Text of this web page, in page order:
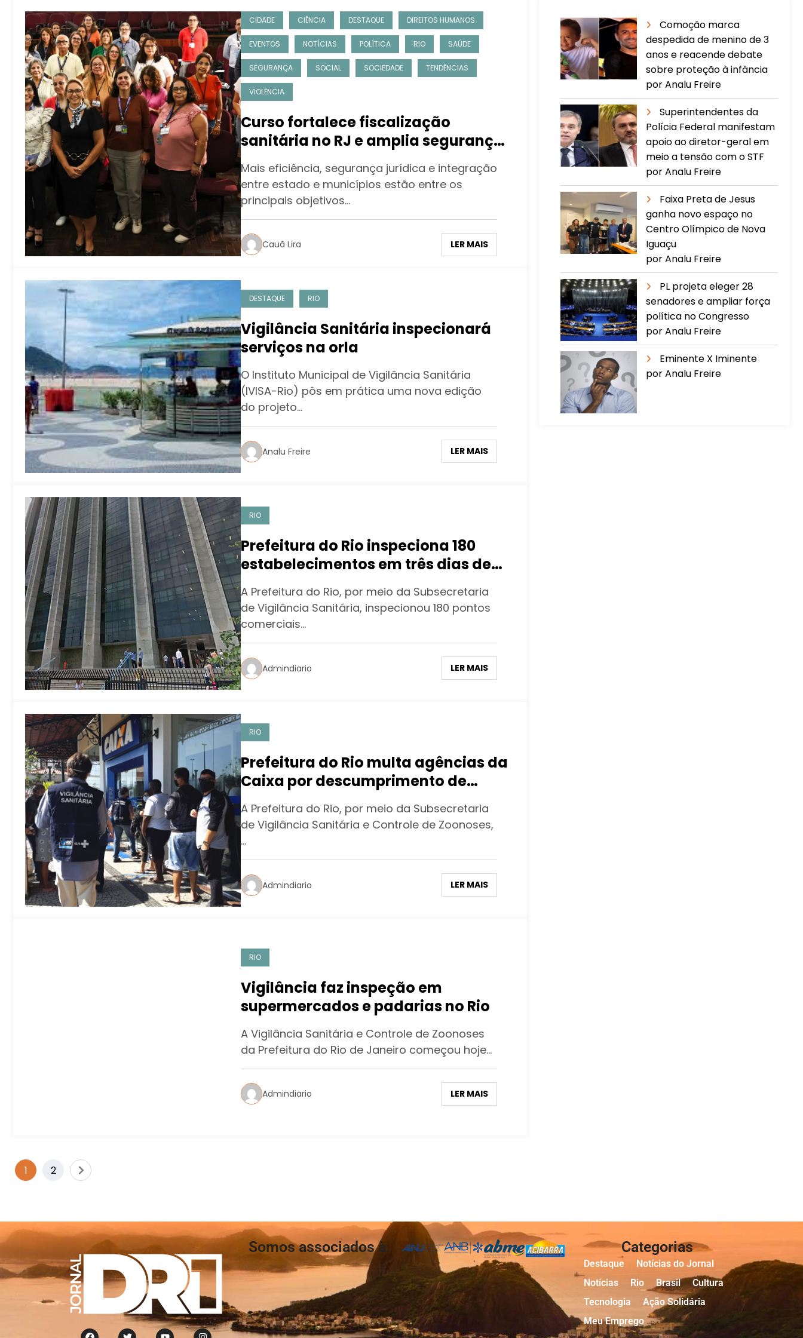
CIDADE CIÊNCIA DESTAQUE DIREITOS HUMANOS
EVENTOS NOTÍCIAS POLÍTICA RIO SAÚDE
SEGURANÇA SOCIAL SOCIEDADE TENDÊNCIAS
VIOLÊNCIA
Curso fortalece fiscalização
sanitária no RJ e amplia segurança
dos processos administrativos
Mais eficiência, segurança jurídica e integração
entre estado e municípios estão entre os
principais objetivos…
Cauã Lira LER MAIS
DESTAQUE RIO
Vigilância Sanitária inspecionará
serviços na orla
O Instituto Municipal de Vigilância Sanitária
(IVISA-Rio) pôs em prática uma nova edição
do projeto…
Analu Freire LER MAIS
RIO
Prefeitura do Rio inspeciona 180
estabelecimentos em três dias de
funcionamento da Fase 3
A Prefeitura do Rio, por meio da Subsecretaria
de Vigilância Sanitária, inspecionou 180 pontos
comerciais…
Admindiario LER MAIS
RIO
Prefeitura do Rio multa agências da
Caixa por descumprimento de
barreiras sanitárias
A Prefeitura do Rio, por meio da Subsecretaria
de Vigilância Sanitária e Controle de Zoonoses,
…
Admindiario LER MAIS
RIO
Vigilância faz inspeção em
supermercados e padarias no Rio
A Vigilância Sanitária e Controle de Zoonoses
da Prefeitura do Rio de Janeiro começou hoje…
Admindiario LER MAIS
1 2
Comoção marca
despedida de menino de 3
anos e reacende debate
sobre proteção à infância
por Analu Freire
Superintendentes da
Polícia Federal manifestam
apoio ao diretor-geral em
meio a tensão com o STF
por Analu Freire
Faixa Preta de Jesus
ganha novo espaço no
Centro Olímpico de Nova
Iguaçu
por Analu Freire
PL projeta eleger 28
senadores e ampliar força
política no Congresso
por Analu Freire
Eminente X Iminente
por Analu Freire
Somos associados à: Categorias
Destaque
Notícias do Jornal
Notícias
Rio Brasil
Cultura
Tecnologia
Ação Solidária
Meu Emprego